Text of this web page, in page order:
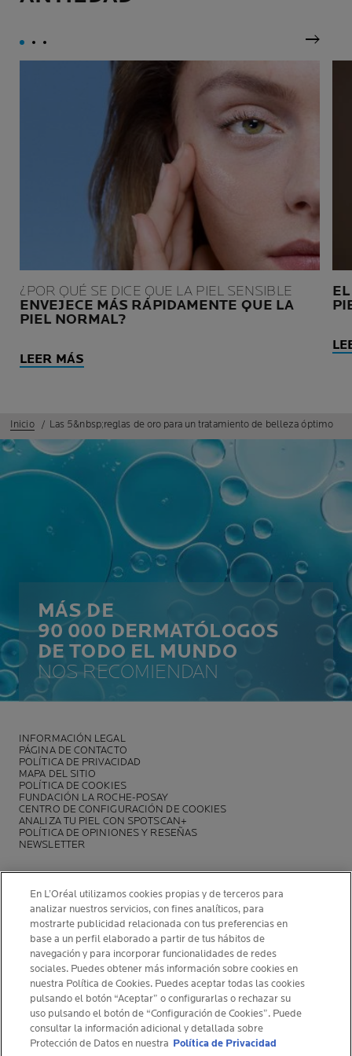
¿POR QUÉ SE DICE QUE LA PIEL SENSIBLE
ENVEJECE MÁS RÁPIDAMENTE QUE LA
PIEL NORMAL?
LEER MÁS
Inicio Las 5&nbsp;reglas de oro para un tratamiento de belleza óptimo
MÁS DE
90 000 DERMATÓLOGOS
DE TODO EL MUNDO
NOS RECOMIENDAN
INFORMACIÓN LEGAL
PÁGINA DE CONTACTO
POLÍTICA DE PRIVACIDAD
MAPA DEL SITIO
POLÍTICA DE COOKIES
FUNDACIÓN LA ROCHE-POSAY
CENTRO DE CONFIGURACIÓN DE COOKIES
ANALIZA TU PIEL CON SPOTSCAN+
POLÍTICA DE OPINIONES Y RESEÑAS
NEWSLETTER
INFORMACIÓN DEL FABRICANTE
COSMETIQUE ACTIVE INTERNATIONAL
La Roche-Posay Laboratoire Dermatologique CAI
86270 La Roche-Posay France
[email protected]
En L’Oréal utilizamos cookies propias y de terceros para
analizar nuestros servicios, con fines analíticos, para
mostrarte publicidad relacionada con tus preferencias en
base a un perfil elaborado a partir de tus hábitos de
navegación y para incorporar funcionalidades de redes
sociales. Puedes obtener más información sobre cookies en
nuestra Política de Cookies. Puedes aceptar todas las cookies
pulsando el botón “Aceptar” o configurarlas o rechazar su
uso pulsando el botón de “Configuración de Cookies”. Puede
consultar la información adicional y detallada sobre
Protección de Datos en nuestra Política de Privacidad